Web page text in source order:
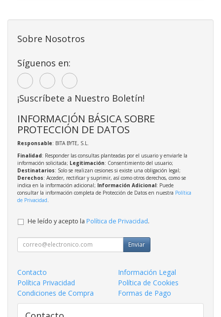
Sobre Nosotros
Síguenos en:
¡Suscríbete a Nuestro Boletín!
INFORMACIÓN BÁSICA SOBRE
PROTECCIÓN DE DATOS
Responsable: BITA BYTE, S.L.
Finalidad: Responder las consultas planteadas por el usuario y enviarle la
información solicitada; Legitimación: Consentimiento del usuario;
Destinatarios: Solo se realizan cesiones si existe una obligación legal;
Derechos: Acceder, rectificar y suprimir, así como otros derechos, como se
indica en la información adicional; Información Adicional: Puede
consultar la información completa de Protección de Datos en nuestra Política
de Privacidad
He leído y acepto la Política de Privacidad.
Enviar
Contacto
Información Legal
Política Privacidad
Política de Cookies
Condiciones de Compra
Formas de Pago